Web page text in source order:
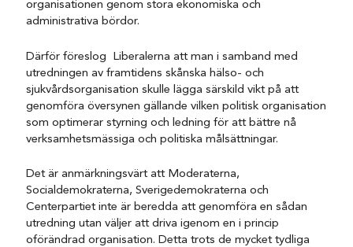
organisationen genom stora ekonomiska och
administrativa bördor.
Därför föreslog Liberalerna att man i samband med
utredningen av framtidens skånska hälso- och
sjukvårdsorganisation skulle lägga särskild vikt på att
genomföra översynen gällande vilken politisk organisation
som optimerar styrning och ledning för att bättre nå
verksamhetsmässiga och politiska målsättningar.
Det är anmärkningsvärt att Moderaterna,
Socialdemokraterna, Sverigedemokraterna och
Centerpartiet inte är beredda att genomföra en sådan
utredning utan väljer att driva igenom en i princip
oförändrad organisation. Detta trots de mycket tydliga